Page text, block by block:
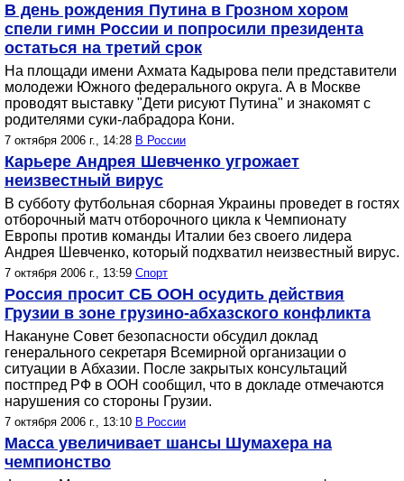
В день рождения Путина в Грозном хором
спели гимн России и попросили президента
остаться на третий срок
На площади имени Ахмата Кадырова пели представители
молодежи Южного федерального округа. А в Москве
проводят выставку "Дети рисуют Путина" и знакомят с
родителями суки-лабрадора Кони.
7 октября 2006 г., 14:28 В России
Карьере Андрея Шевченко угрожает
неизвестный вирус
В субботу футбольная сборная Украины проведет в гостях
отборочный матч отборочного цикла к Чемпионату
Европы против команды Италии без своего лидера
Андрея Шевченко, который подхватил неизвестный вирус.
7 октября 2006 г., 13:59 Спорт
Россия просит СБ ООН осудить действия
Грузии в зоне грузино-абхазского конфликта
Накануне Совет безопасности обсудил доклад
генерального секретаря Всемирной организации о
ситуации в Абхазии. После закрытых консультаций
постпред РФ в ООН сообщил, что в докладе отмечаются
нарушения со стороны Грузии.
7 октября 2006 г., 13:10 В России
Масса увеличивает шансы Шумахера на
чемпионство